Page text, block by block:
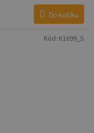
Do košíku
Kód: K1699_S